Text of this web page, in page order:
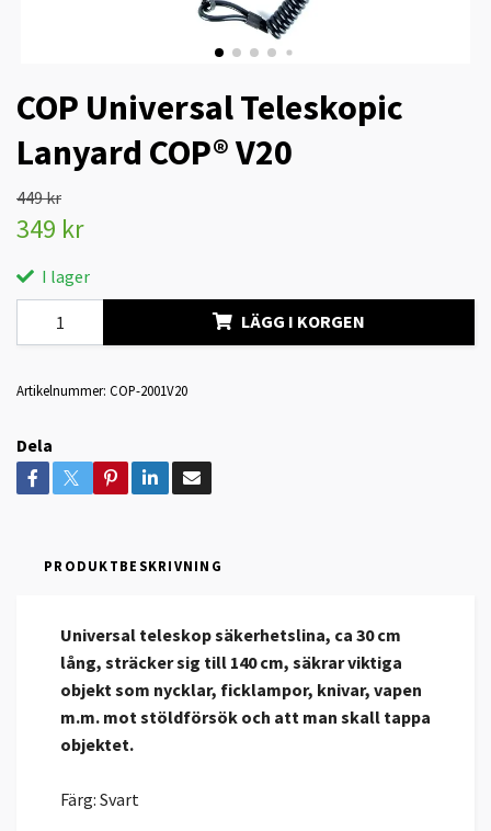
COP Universal Teleskopic
Lanyard COP® V20
449 kr
349 kr
I lager
LÄGG I KORGEN
Artikelnummer: COP-2001V20
Dela
PRODUKTBESKRIVNING
Universal teleskop säkerhetslina, ca 30 cm
lång, sträcker sig till 140 cm, säkrar viktiga
objekt som nycklar, ficklampor, knivar, vapen
m.m. mot stöldförsök och att man skall tappa
objektet.
Färg: Svart